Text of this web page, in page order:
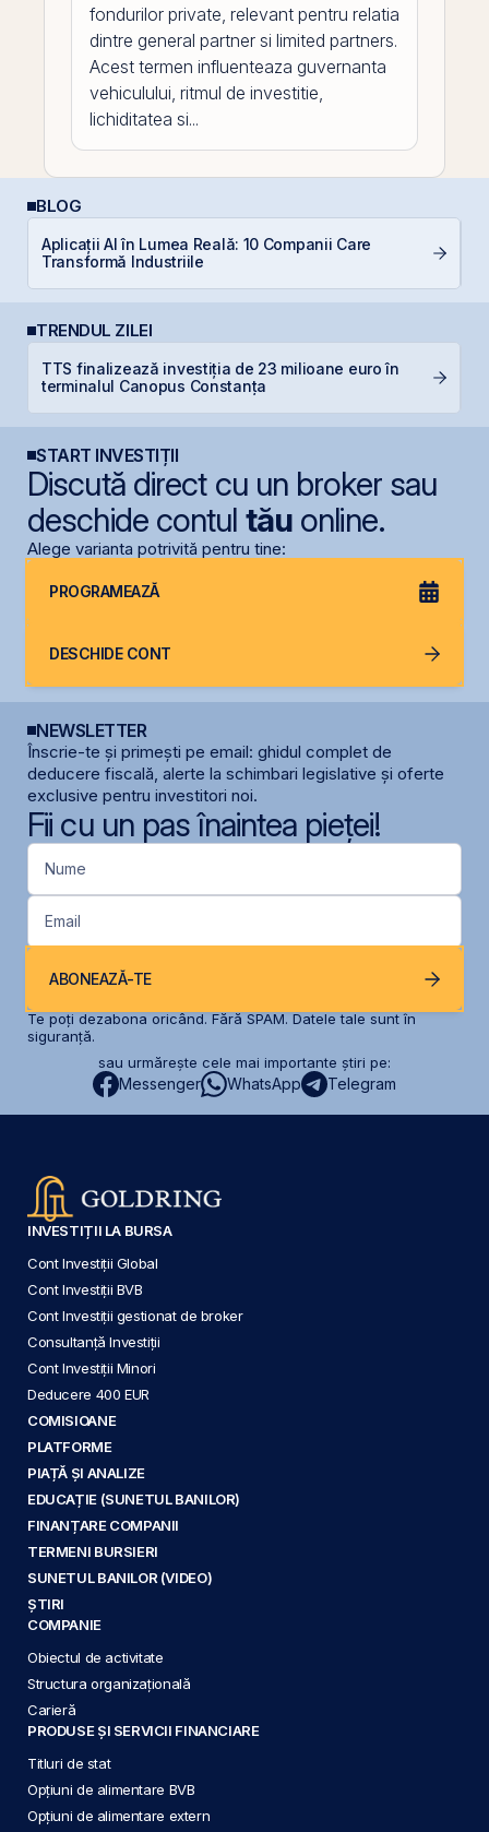
fondurilor private, relevant pentru relatia
dintre general partner si limited partners.
Acest termen influenteaza guvernanta
vehiculului, ritmul de investitie,
lichiditatea si...
BLOG
Aplicații AI în Lumea Reală: 10 Companii Care
Transformă Industriile
TRENDUL ZILEI
TTS finalizează investiția de 23 milioane euro în
terminalul Canopus Constanța
START INVESTIȚII
Discută direct cu un broker sau
deschide contul tăuonline.
Alege varianta potrivită pentru tine:
PROGRAMEAZĂ
DESCHIDE CONT
NEWSLETTER
Înscrie-te și primești pe email: ghidul complet de
deducere fiscală, alerte la schimbari legislative și oferte
exclusive pentru investitori noi.
Fii cu un pas înaintea pieței!
Nume
Email
ABONEAZĂ-TE
Te poți dezabona oricând. Fără SPAM. Datele tale sunt în
siguranță.
sau urmărește cele mai importante știri pe:
Messenger WhatsApp Telegram
INVESTIȚII LA BURSA
Cont Investiții Global
Cont Investiții BVB
Cont Investiții gestionat de broker
Consultanță Investiții
Cont Investiții Minori
Deducere 400 EUR
COMISIOANE
PLATFORME
PIAȚĂ ȘI ANALIZE
EDUCAȚIE (SUNETUL BANILOR)
FINANȚARE COMPANII
TERMENI BURSIERI
SUNETUL BANILOR (VIDEO)
ȘTIRI
COMPANIE
Obiectul de activitate
Structura organizațională
Carieră
PRODUSE ȘI SERVICII FINANCIARE
Titluri de stat
Opțiuni de alimentare BVB
Opțiuni de alimentare extern